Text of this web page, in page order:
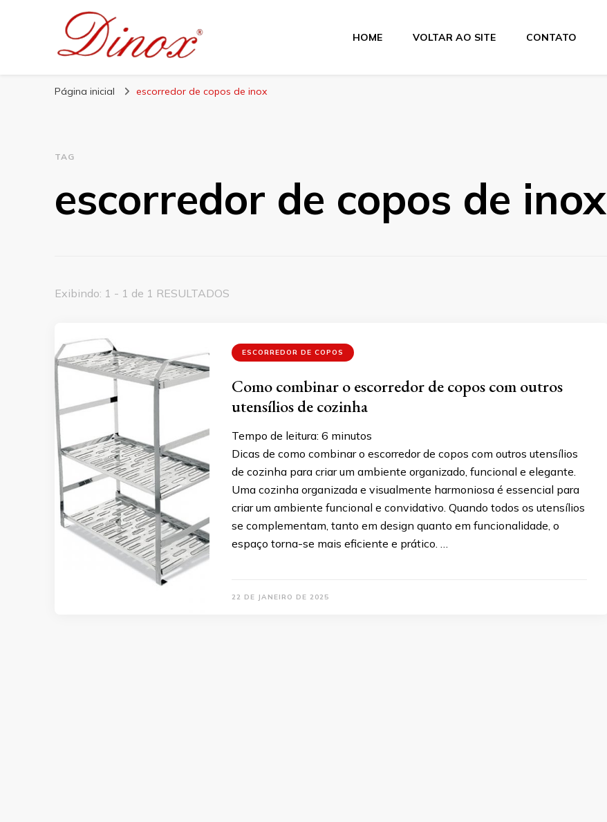
Blog Dinox
HOME VOLTAR AO SITE CONTATO
Página inicial escorredor de copos de inox
TAG
escorredor de copos de inox
Exibindo: 1 - 1 de 1 RESULTADOS
ESCORREDOR DE COPOS
Como combinar o escorredor de copos com outros
utensílios de cozinha
Tempo de leitura: 6 minutos
Dicas de como combinar o escorredor de copos com outros utensílios
de cozinha para criar um ambiente organizado, funcional e elegante.
Uma cozinha organizada e visualmente harmoniosa é essencial para
criar um ambiente funcional e convidativo. Quando todos os utensílios
se complementam, tanto em design quanto em funcionalidade, o
espaço torna-se mais eficiente e prático. …
22 DE JANEIRO DE 2025